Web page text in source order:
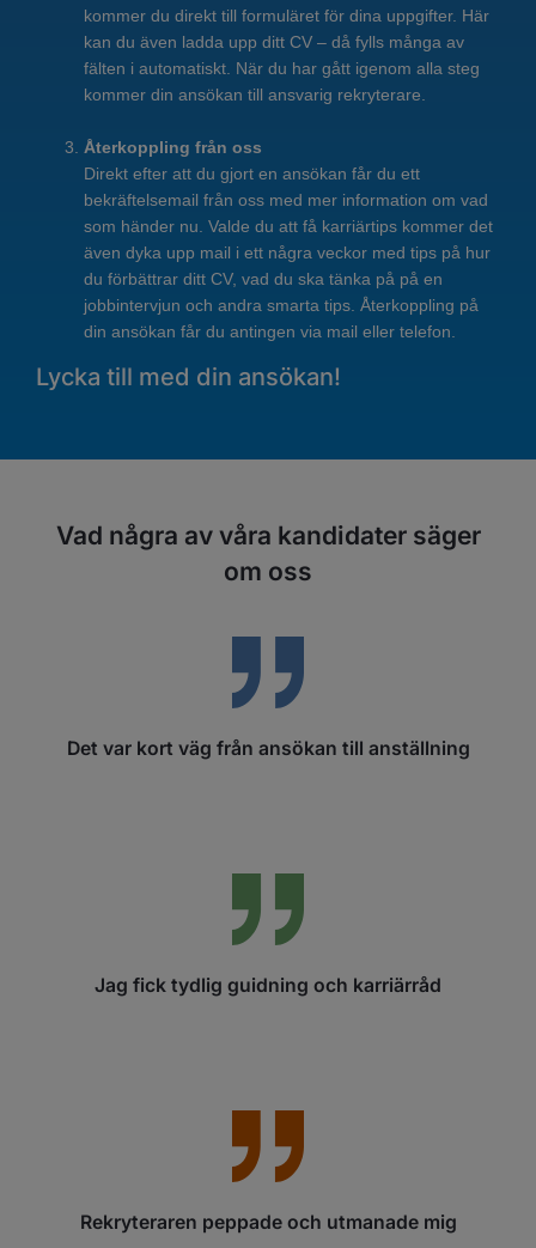
kommer du direkt till formuläret för dina uppgifter. Här
kan du även ladda upp ditt CV – då fylls många av
fälten i automatiskt. När du har gått igenom alla steg
kommer din ansökan till ansvarig rekryterare.
Återkoppling från oss
Direkt efter att du gjort en ansökan får du ett
bekräftelsemail från oss med mer information om vad
som händer nu. Valde du att få karriärtips kommer det
även dyka upp mail i ett några veckor med tips på hur
du förbättrar ditt CV, vad du ska tänka på på en
jobbintervjun och andra smarta tips. Återkoppling på
din ansökan får du antingen via mail eller telefon.
Lycka till med din ansökan!
Vad några av våra kandidater säger
om oss
Det var kort väg från ansökan till anställning
Jag fick tydlig guidning och karriärråd
Rekryteraren peppade och utmanade mig